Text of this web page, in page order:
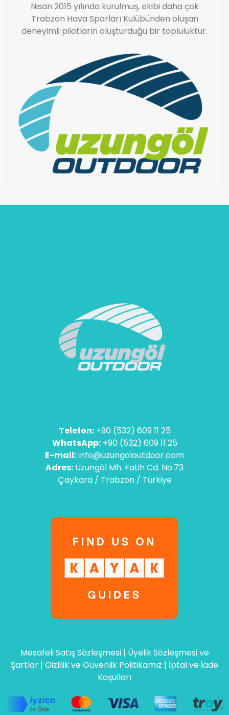
Nisan 2015 yılında kurulmuş, ekibi daha çok
Trabzon Hava Sporları Kulübünden oluşan
deneyimli pilotların oluşturduğu bir topluluktur.
Telefon: +90 (532) 609 11 25
WhatsApp: +90 (532) 609 11 25
E-mail:info@uzungoloutdoor.com
Adres: Uzungöl Mh. Fatih Cd. No:73
Çaykara / Trabzon / Türkiye
Mesafeli Satış Sözleşmesi| Üyelik Sözleşmesi ve
Şartlar | Gizlilik ve Güvenlik Politikamız | İptal ve İade
Koşulları